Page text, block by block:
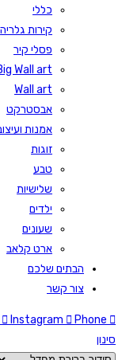
כללי
קירות גלריה
פסלי קיר
Wall art
Wall art
אבסטרקט
אמנות
זוגות
טבע
שלישיות
ילדים
שעונים
ארט קלאב
הבתים שלכם
צור קשר
Instagram
Phone
סינון